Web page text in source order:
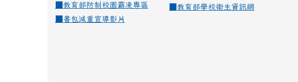
教育部防制校園霸凌專區
教育部學校衛生資訊網
書包減重宣導影片